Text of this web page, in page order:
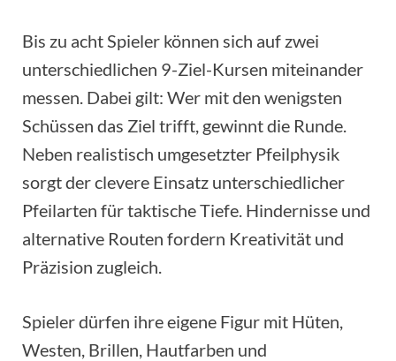
Bis zu acht Spieler können sich auf zwei
unterschiedlichen 9-Ziel-Kursen miteinander
messen. Dabei gilt: Wer mit den wenigsten
Schüssen das Ziel trifft, gewinnt die Runde.
Neben realistisch umgesetzter Pfeilphysik
sorgt der clevere Einsatz unterschiedlicher
Pfeilarten für taktische Tiefe. Hindernisse und
alternative Routen fordern Kreativität und
Präzision zugleich.
Spieler dürfen ihre eigene Figur mit Hüten,
Westen, Brillen, Hautfarben und